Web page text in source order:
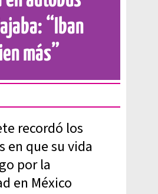
“Iban
más”
recordó los
en que su vida
por la
en México